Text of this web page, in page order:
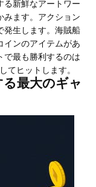
る新鮮なアートワー
みます。アクション
発生します。海賊船
インのアイテムがあ
で最も勝利するのは
ヒットします。
最大のギャ